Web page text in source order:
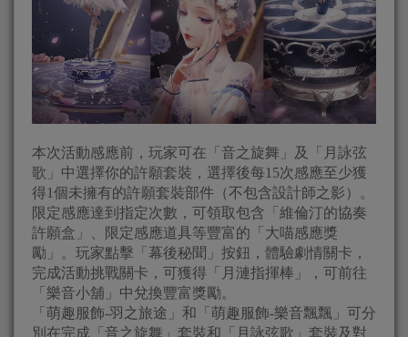
本次活動感應前，玩家可在「音之旋舞」及「月詠弦
歌」中選擇你的許願套裝，選擇後每15次感應至少獲
得1個未擁有的許願套裝部件（不包含設計師之影）。
限定感應達到指定次數，可領取包含「維倫汀的協奏
許願盒」、限定感應道具等豐富的「大喵感應獎
勵」。玩家點擊「幕後秘聞」按鈕，體驗劇情關卡，
完成活動挑戰關卡，可獲得「月漣指揮棒」，可前往
「樂音小舖」中兌換豐富獎勵。
「萌趣服飾-羽之旅途」和「萌趣服飾-樂音飄飄」可分
別在完成「音之旋舞」套裝和「月詠弦歌」套裝及對